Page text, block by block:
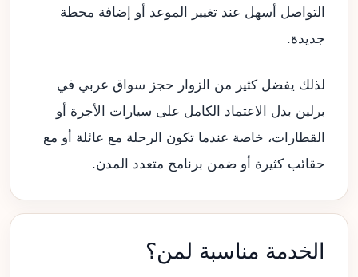
التواصل أسهل عند تغيير الموعد أو إضافة محطة
جديدة.
لذلك يفضل كثير من الزوار حجز سواق عربي في
برلين بدل الاعتماد الكامل على سيارات الأجرة أو
القطارات، خاصة عندما تكون الرحلة مع عائلة أو مع
حقائب كثيرة أو ضمن برنامج متعدد المدن.
الخدمة مناسبة لمن؟